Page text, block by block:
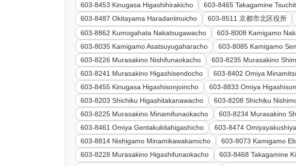
603-8453 Kinugasa Higashihirakicho
603-8465 Takagamine
603-8487 Okitayama Haradaniinuicho
603-8511 京都市北区役所
603-8862 Kumogahata Nakatsugawacho
603-8008 Kamigamo
603-8035 Kamigamo Asatsuyugaharacho
603-8085 Kamigamo
603-8226 Murasakino Nishifunaokacho
603-8235 Murasakino
603-8241 Murasakino Higashisendocho
603-8402 Omiya
603-8455 Kinugasa Higashisonjoincho
603-8833 Omiya
603-8203 Shichiku Higashitakanawacho
603-8208 Shichiku
603-8225 Murasakino Minamifunaokacho
603-8234 Murasakino
603-8461 Omiya Gentakukitahigashicho
603-8474
603-8814 Nishigamo Minamikawakamicho
603-8073 Kamigamo
603-8228 Murasakino Higashifunaokacho
603-8468 Takagamine